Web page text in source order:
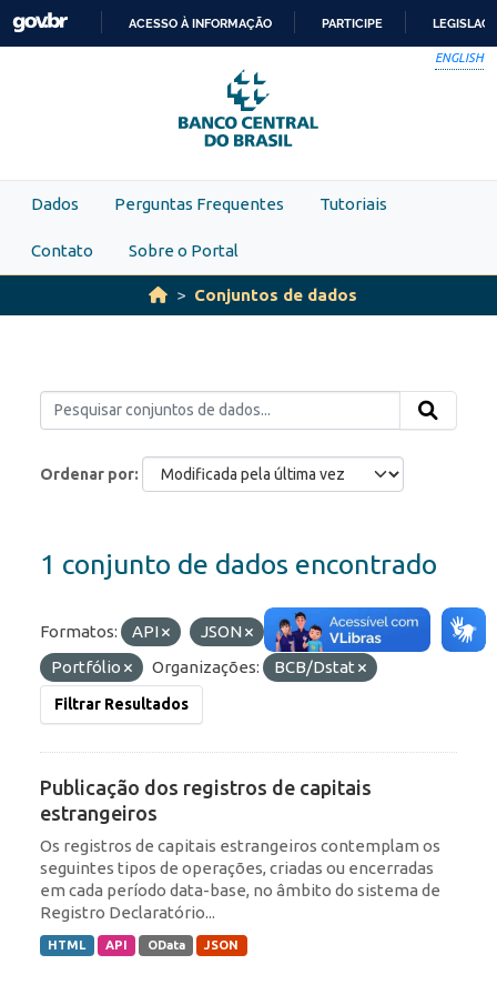
Skip to main content
PARA
O
CONTEÚDO
ACESSO À INFORMAÇÃO PARTICIPE
ENGLISH
Dados Perguntas Frequentes Tutoriais
Contato Sobre o Portal
Conjuntos de dados
Ordenar por
1 conjunto de dados encontrado
Formatos: API JSON Etiquetas:
IED
Portfólio
Organizações: BCB/Dstat
Filtrar Resultados
Publicação dos registros de capitais
estrangeiros
Os registros de capitais estrangeiros contemplam os
seguintes tipos de operações, criadas ou encerradas
em cada período data-base, no âmbito do sistema de
Registro Declaratório...
HTML API OData JSON